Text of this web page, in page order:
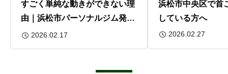
すごく単純な動きができない理
由｜浜松市パーソナルジム発・
プライマリームーブメントと体
2026.02.17
浜松市中央区で首
している方へ
2026.02.27